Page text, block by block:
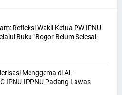
Refleksi Wakil Ketua PW IPNU
Buku "Bogor Belum Selesai
Menggema di Al-
IPNU-IPPNU Padang Lawas